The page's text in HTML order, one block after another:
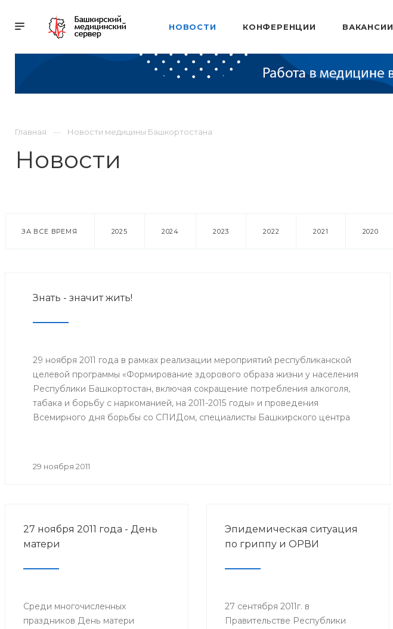
НОВОСТИ КОНФЕРЕНЦИИ ВАКАНСИИ
Главная Новости медицины Башкортостана
Новости
ЗА ВСЕ ВРЕМЯ 2025 2024 2023 2022 2021 2020
Знать - значит жить!
29 ноября 2011 года в рамках реализации мероприятий республиканской
целевой программы «Формирование здорового образа жизни у населения
Республики Башкортостан, включая сокращение потребления алкоголя,
табака и борьбу с наркоманией, на 2011-2015 годы» и проведения
Всемирного дня борьбы со СПИДом, специалисты Башкирского центра
29 ноября 2011
27 ноября 2011 года - День
матери
Среди многочисленных
праздников День матери
Эпидемическая ситуация
по гриппу и ОРВИ
27 сентября 2011г. в
Правительстве Республики